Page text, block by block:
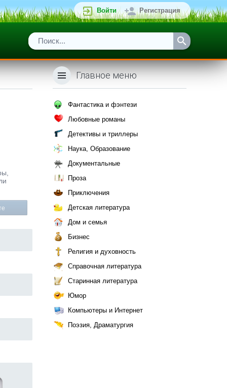
Войти Регистрация
Главное меню
Фантастика и фэнтези
Любовные романы
Детективы и триллеры
Наука, Образование
Документальные
Проза
Приключения
Детская литература
Дом и семья
Бизнес
Религия и духовность
Справочная литература
Старинная литература
Юмор
Компьютеры и Интернет
Поэзия, Драматургия